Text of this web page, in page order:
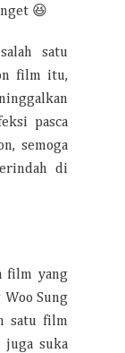
😆
satu
film itu,
pasca
semoga
di
film yang
Woo Sung
satu film
juga suka